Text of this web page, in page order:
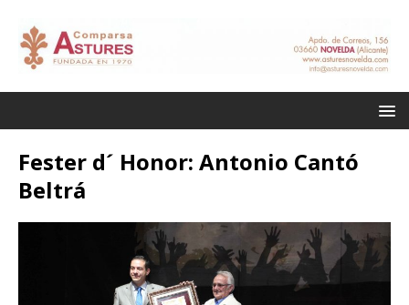
Fester d´ Honor: Antonio Cantó
Beltrá